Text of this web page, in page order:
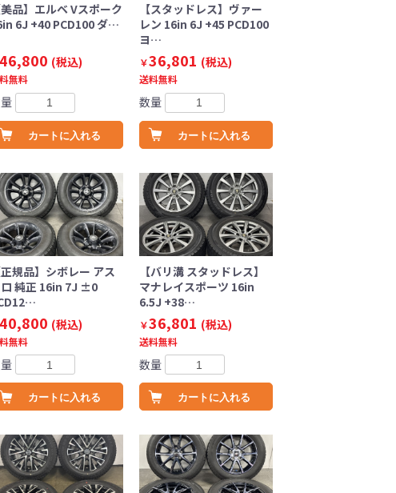
美品】エルベ Vスポーク
6J +40 PCD100 ダ…
46,800 (税込)
無料
カートに入れる
【スタッドレス】ヴァー
レン 16in 6J +45 PCD100
ヨ…
￥36,801 (税込)
送料無料
数量
カートに入れる
正規品】シボレー アス
ロ 純正 16in 7J ±0
40,800 (税込)
無料
カートに入れる
【バリ溝 スタッドレス】
マナレイスポーツ 16in
6.5J +38…
￥36,801 (税込)
送料無料
数量
カートに入れる